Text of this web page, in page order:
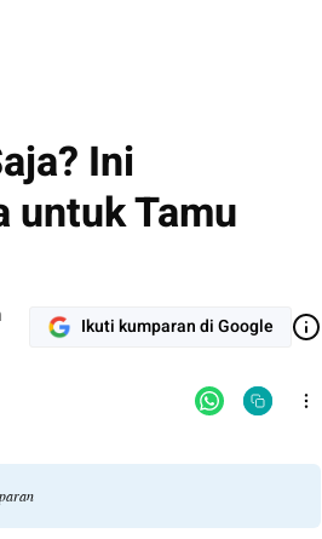
Ini
untuk Tamu
Ikuti kumparan di Google